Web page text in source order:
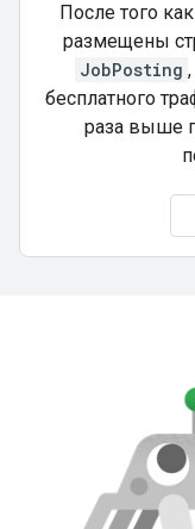
После того
размещены
JobPosting
бесплатного
раза выше